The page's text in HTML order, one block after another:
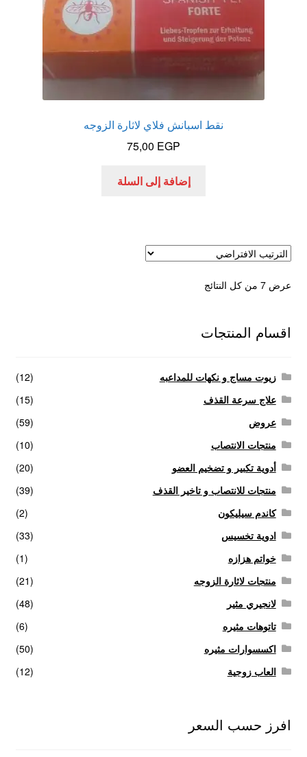
نقط اسبانش فلاي لاثارة الزوجه
75,00 EGP
إضافة إلى السلة
عرض ⁦7⁩ من كل النتائج
اقسام المنتجات
زيوت مساج و نكهات للمداعبه
(12)
علاج سرعة القذف
(15)
عروض
(59)
منتجات الانتصاب
(10)
أدوية تكبير و تضخيم العضو
(20)
منتجات للانتصاب و تاخير القذف
(39)
كاندم سيليكون
(2)
ادوية تخسيس
(33)
خواتم هزازه
(1)
منتجات لاثارة الزوجه
(21)
لانجيري مثير
(48)
تاتوهات مثيره
(6)
اكسسوارات مثيره
(50)
العاب زوجية
(12)
افرز حسب السعر